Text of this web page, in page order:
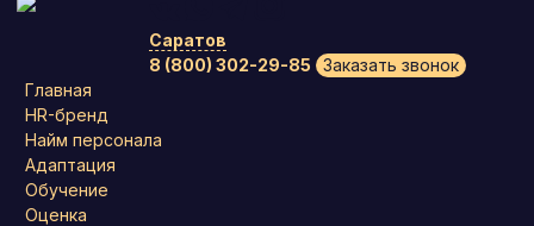
Саратов
8 (800) 302-29-85
Заказать звонок
Главная
HR-бренд
Найм персонала
Адаптация
Обучение
Оценка